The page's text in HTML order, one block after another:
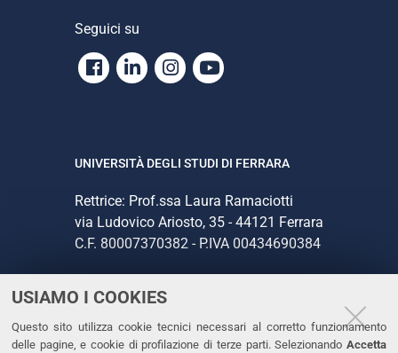
USIAMO I COOKIES
Questo sito utilizza cookie tecnici necessari al corretto funzionamento
delle pagine, e cookie di profilazione di terze parti. Selezionando Accetta
Seguici su
Facebook
LinkedinInstagram
Youtube
UNIVERSITÀ DEGLI STUDI DI FERRARA
Rettrice: Prof.ssa Laura Ramaciotti
via Ludovico Ariosto, 35 - 44121 Ferrara
C.F. 80007370382 - P.IVA 00434690384
CONTATTI
Tel. +39 0532 293111